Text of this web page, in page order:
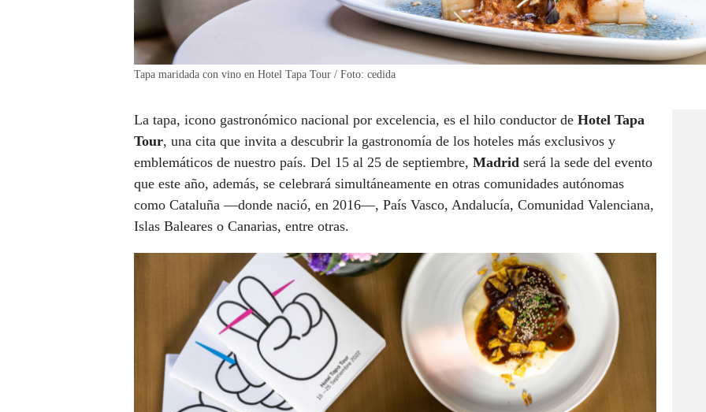
Tapa maridada con vino en Hotel Tapa Tour / Foto: cedida
La tapa, icono gastronómico nacional por excelencia, es el hilo conductor de Hotel Tapa
Tour, una cita que invita a descubrir la gastronomía de los hoteles más exclusivos y
emblemáticos de nuestro país. Del 15 al 25 de septiembre, Madrid será la sede del evento
que este año, además, se celebrará simultáneamente en otras comunidades autónomas
como Cataluña —donde nació, en 2016—, País Vasco, Andalucía, Comunidad Valenciana,
Islas Baleares o Canarias, entre otras.